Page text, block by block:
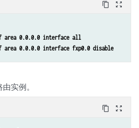
content_copy zoom_out_map
area 0.0.0.0 interface all
area 0.0.0.0 interface fxp0.0 disable
实例。
content_copy zoom_out_map